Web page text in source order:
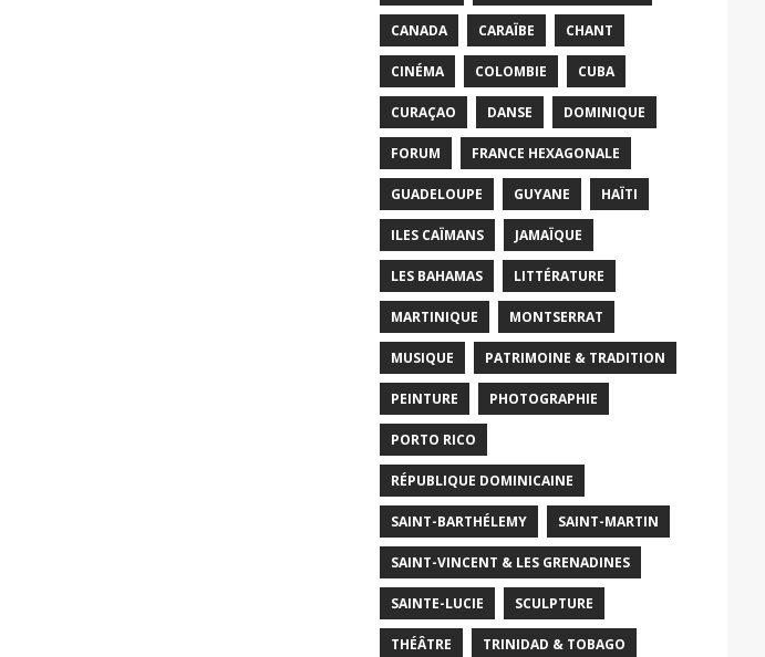
CANADA CARAÏBE CHANT
CINÉMA COLOMBIE CUBA
CURAÇAO DANSE DOMINIQUE
FORUM FRANCE HEXAGONALE
GUADELOUPE GUYANE HAÏTI
ILES CAÏMANS JAMAÏQUE
LES BAHAMAS LITTÉRATURE
MARTINIQUE MONTSERRAT
MUSIQUE PATRIMOINE & TRADITION
PEINTURE PHOTOGRAPHIE
PORTO RICO
RÉPUBLIQUE DOMINICAINE
SAINT-BARTHÉLEMY SAINT-MARTIN
SAINT-VINCENT & LES GRENADINES
SAINTE-LUCIE SCULPTURE
THÉÂTRE TRINIDAD & TOBAGO